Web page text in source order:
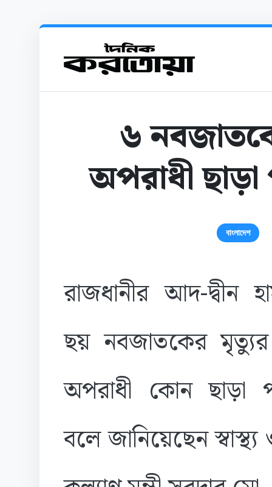
৬
অপরাধী ছাড়া
বাংলাদেশ
রাজধানীর আদ-দ্বীন
ছয় নবজাতকের
অপরাধী কোন ছাড়া
বলে জানিয়েছেন